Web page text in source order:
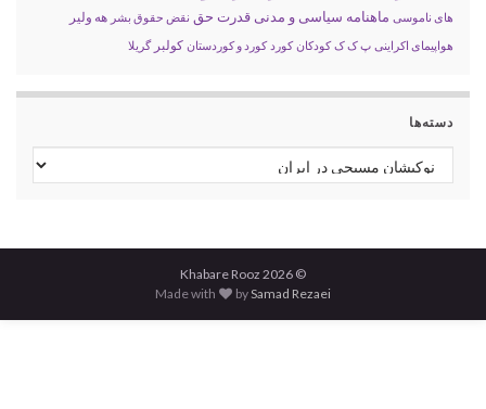
های ناموسی ماهنامه سیاسی و مدنی قدرت حق نقض حقوق بشر هه ولیر
هواپیمای اکراینی پ ک ک کودکان کورد کورد و کوردستان کولبر گریلا
دسته‌ها
دسته‌ها
© 2026 Khabare Rooz
Made with
bySamad Rezaei